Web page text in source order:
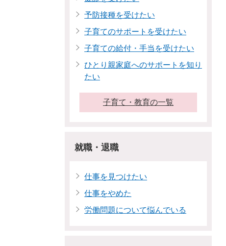
予防接種を受けたい
子育てのサポートを受けたい
子育ての給付・手当を受けたい
ひとり親家庭へのサポートを知り
たい
子育て・教育の一覧
就職・退職
仕事を見つけたい
仕事をやめた
労働問題について悩んでいる